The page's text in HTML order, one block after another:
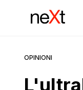
OPINIONI